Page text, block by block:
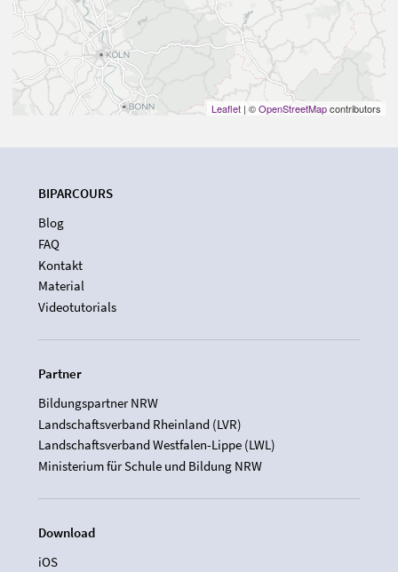
Leaflet | ©OpenStreetMapcontributors
BIPARCOURS
Blog
FAQ
Kontakt
Material
Videotutorials
Partner
Bildungspartner NRW
Landschaftsverband Rheinland (LVR)
Landschaftsverband Westfalen-Lippe (LWL)
Ministerium für Schule und Bildung NRW
Download
iOS